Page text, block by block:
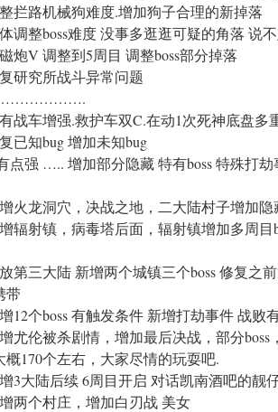
拦路机械狗难度.增加狗子合理的新掉落
调整boss难度 没事多逛逛可疑的角落 说
炮V 调整到5周目 调整boss部分掉落
研究所战斗异常问题
……………….
战车增强.救护车双C.在动1次死神底盘多
已知bug 增加未知bug
点强 ….. 增加部分隐藏 特有boss 特殊打劫
火龙洞穴，决战之地，二大陆村子增加
辐射镇，病毒塔后面，辐射镇增加多周
第三大陆 新增两个城镇三个boss 修复之
带
12个boss 有触发条件 新增打劫事件 战败
尤伦被杀剧情，增加最后决战，部分
概170个左右，大家尽情的玩耍吧.
3大陆后续 6周目开启 对话凯南酒吧的靓
两个村庄，增加白刃战 美女